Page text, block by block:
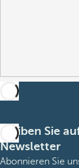
Bleiben Sie
Newsletter
Abonnieren Sie